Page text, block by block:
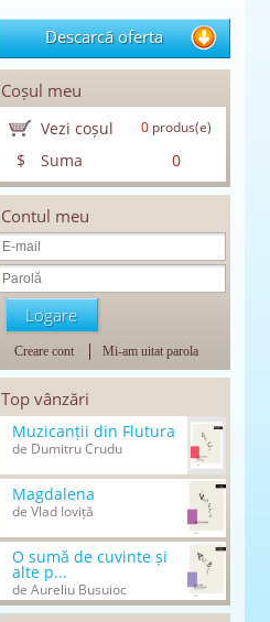
Descarcă oferta
Coșul meu
Vezi coșul 0produs(e)
$ Suma 0
Contul meu
Creare cont Mi-am uitat parola
Top vânzări
Muzicanții din Flutura
de Dumitru Crudu
Magdalena
de Vlad Ioviță
O sumă de cuvinte și
alte p...
de Aureliu Busuioc